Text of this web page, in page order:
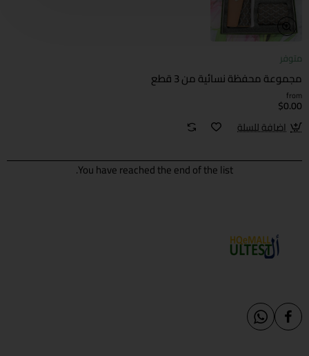
متوفر
مجموعة محفظة نسائية من 3 قطع
from
$0.00
اضافة للسلة
You have reached the end of the list.